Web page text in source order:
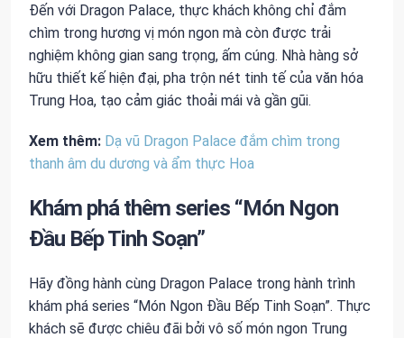
Đến với Dragon Palace, thực khách không chỉ đắm
chìm trong hương vị món ngon mà còn được trải
nghiệm không gian sang trọng, ấm cúng. Nhà hàng sở
hữu thiết kế hiện đại, pha trộn nét tinh tế của văn hóa
Trung Hoa, tạo cảm giác thoải mái và gần gũi.
Xem thêm: Dạ vũ Dragon Palace đắm chìm trong
thanh âm du dương và ẩm thực Hoa
Khám phá thêm series “Món Ngon
Đầu Bếp Tinh Soạn”
Hãy đồng hành cùng Dragon Palace trong hành trình
khám phá series “Món Ngon Đầu Bếp Tinh Soạn”. Thực
khách sẽ được chiêu đãi bởi vô số món ngon Trung